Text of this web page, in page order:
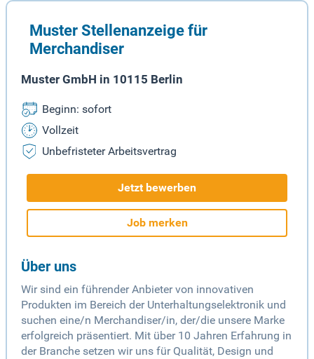
Muster Stellenanzeige für
Merchandiser
Muster GmbH in 10115 Berlin
Beginn: sofort
Vollzeit
Unbefristeter Arbeitsvertrag
Jetzt bewerben
Job merken
Über uns
Wir sind ein führender Anbieter von innovativen
Produkten im Bereich der Unterhaltungselektronik und
suchen eine/n Merchandiser/in, der/die unsere Marke
erfolgreich präsentiert. Mit über 10 Jahren Erfahrung in
der Branche setzen wir uns für Qualität, Design und